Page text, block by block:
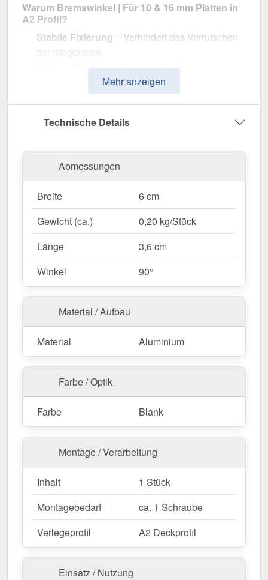
Warum Bremswinkel | Für 10 & 16 mm Platten in
A2 Profil?
Stabile Fixierung – Verhindert das Verrutschen
Sichere Montage– Passend für Scobalit
Verlegeprofile und 10 & 16 mm Plattenstärken.
Praktische Maße– 6 cm Breite, 3,6 cm Länge für
Langlebig & witterungsbeständig
Integration.
bedarfsgerechte Verwendung.
Jetzt Bremswinkel | Für 10 & 16 mm Platten in A2
Profil bestellen – Für eine sichere & dauerhafte
Plattenfixierung!
Mehr anzeigen
Technische Details
Abmessungen
Breite
6 cm
Gewicht (ca.)
0,20 kg/Stück
Länge
3,6 cm
Winkel
90°
Material / Aufbau
Material Aluminium
Farbe / Optik
Farbe Blank
Montage / Verarbeitung
Inhalt
1 Stück
Montagebedarf
ca. 1 Schraube
Verlegeprofil
A2 Deckprofil
Einsatz / Nutzung